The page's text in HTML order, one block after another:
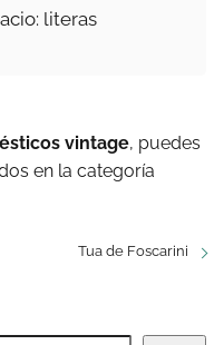
literas
vintage, puedes
en la categoría
Tua de Foscarini